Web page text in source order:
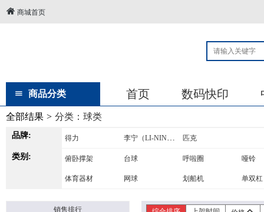
商城首页
商品分类 首页 数码快印
全部结果 > 分类： 球类
品牌: 得力 李宁（LI-NING） 匹克
类别: 俯卧撑架 台球 呼啦圈 哑铃
体育器材 网球 划船机 单双杠
销售排行